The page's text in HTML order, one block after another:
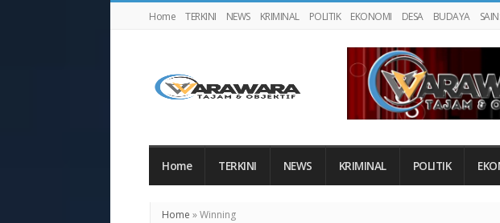
Home TERKINI NEWS KRIMINAL POLITIK EKONOMI DESA BUDAYA
Home TERKINI NEWS KRIMINAL POLITIK
Home »Winning